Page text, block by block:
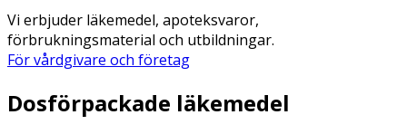
Vi erbjuder läkemedel, apoteksvaror,
förbrukningsmaterial och utbildningar.
För vårdgivare och företag
Dosförpackade läkemedel